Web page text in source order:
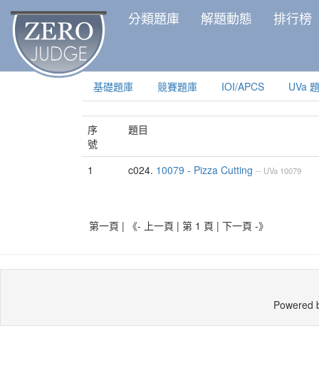
分類題庫 解題動態 排行榜
基礎題庫 競賽題庫 IOI/APCS UVa
序
號
題目
1 c024. 10079 - Pizza Cutting -- UVa 10079
第一頁 | 《- 上一頁 | 第 1 頁 | 下一頁 -》
Powered